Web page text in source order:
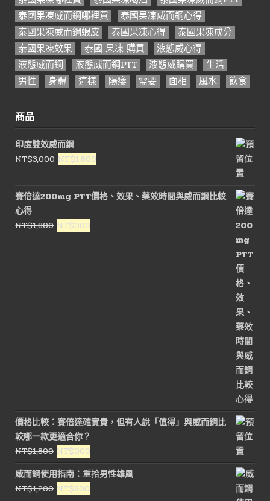
泰國果凍威而鋼哪裡買
泰國果凍威而鋼心得
泰國果凍威而鋼蝦皮
泰國果凍心得
泰國果凍成分
泰國果凍效果
泰國 果凍 購買
液態威心得
液態威而鋼
液態威而鋼PTT 液態威購買
生活
男性
身體 這樣 陽痿 需要 面相 風水 飲食
商品
印度雙效威而鋼
NT$3,000 原
價
格：
NT$3,000。
NT$1,800
價
格：
賽倍達200mg PTT價格、效果、藥效時間與威而鋼比較
心得
NT$1,800 原
NT$900
價格比較：賽倍達確實貴，但有人說「值得」與威而鋼比
較哪一款更適合你？
NT$1,800 原
始
價
格：
NT$900
前
價
威而鋼使用指南：重拾男性雄風
NT$1,200 原
NT$800